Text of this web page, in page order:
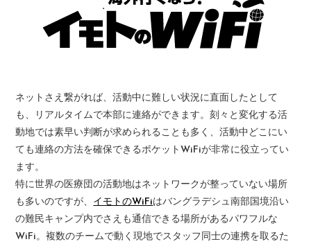
ネットさえ繋がれば、活動中に難しい状況に直面したとして
も、リアルタイムで本部に連絡ができます。刻々と変化する活
動地では素早い判断が求められることも多く、活動中どこにい
ても連絡の方法を確保できるポケットWiFiが非常に役立ってい
ます。
特に世界の医療団の活動地はネットワークが整っていない場所
も多いのですが、 イモトのWiFiはバングラデシュ南部国境沿い
の難民キャンプ内でさえも通信できる場所があるパワフルな
WiFi。複数のチームで動く現地でスタッフ同士の連携を取るた